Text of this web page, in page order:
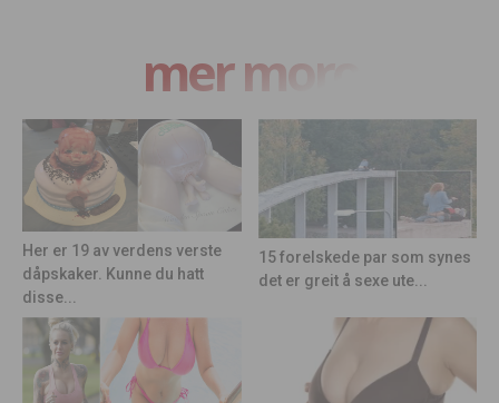
mer moro
Her er 19 av verdens verste
dåpskaker. Kunne du hatt
disse...
15 forelskede par som synes
det er greit å sexe ute...